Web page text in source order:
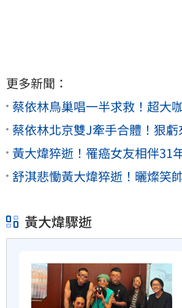
更多新聞：
蔡依林鳥巢唱一半求救！超大
蔡依林北京雙J牽手合體！狠
黃大煒猝逝！罹癌女友相伴31
舒淇悲慟黃大煒猝逝！曬燦笑
黃大煒驟逝